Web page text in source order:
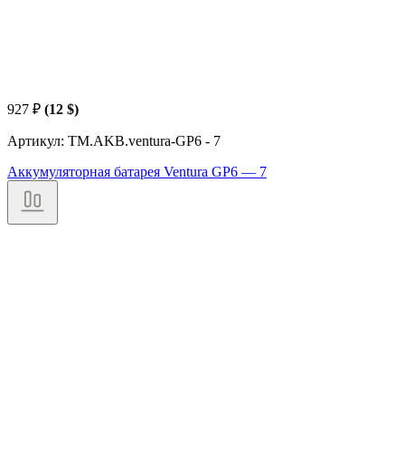
927 ₽ (12 $)
Артикул: TM.AKB.ventura-GP6 - 7
Аккумуляторная батарея Ventura GP6 — 7